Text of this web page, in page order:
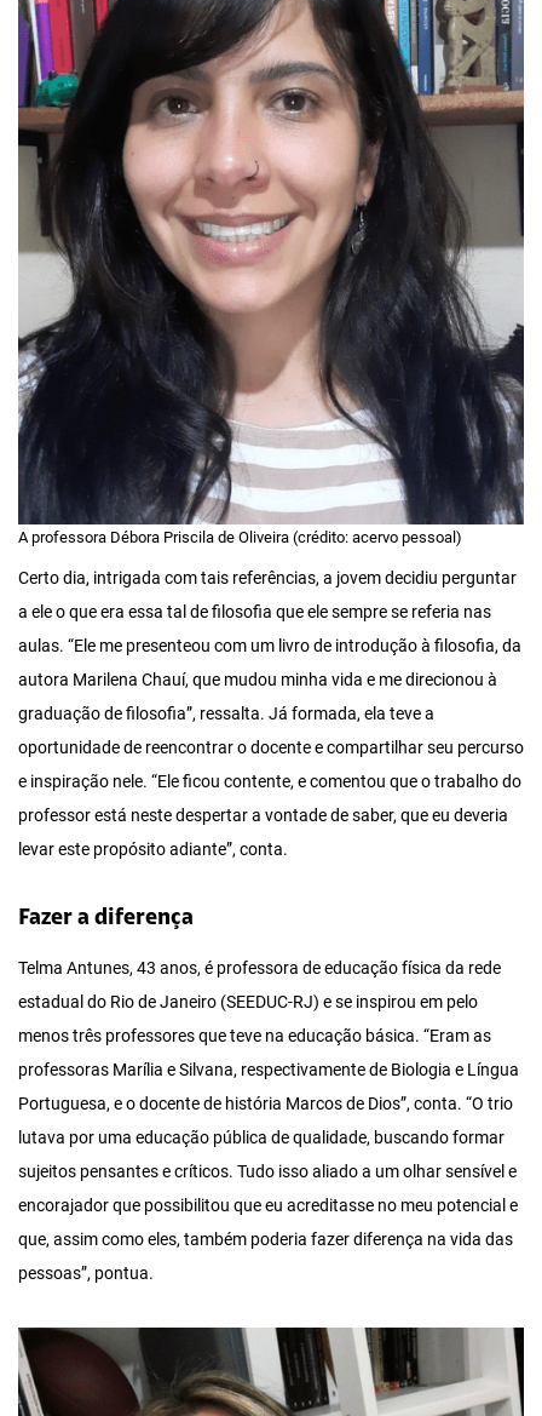
A professora Débora Priscila de Oliveira (crédito: acervo pessoal)
Certo dia, intrigada com tais referências, a jovem decidiu perguntar
a ele o que era essa tal de filosofia que ele sempre se referia nas
aulas. “Ele me presenteou com um livro de introdução à filosofia, da
autora Marilena Chauí, que mudou minha vida e me direcionou à
graduação de filosofia”, ressalta. Já formada, ela teve a
oportunidade de reencontrar o docente e compartilhar seu percurso
e inspiração nele. “Ele ficou contente, e comentou que o trabalho do
professor está neste despertar a vontade de saber, que eu deveria
levar este propósito adiante”, conta.
Fazer a diferença
Telma Antunes, 43 anos, é professora de educação física da rede
estadual do Rio de Janeiro (SEEDUC-RJ) e se inspirou em pelo
menos três professores que teve na educação básica. “Eram as
professoras Marília e Silvana, respectivamente de Biologia e Língua
Portuguesa, e o docente de história Marcos de Dios”, conta. “O trio
lutava por uma educação pública de qualidade, buscando formar
sujeitos pensantes e críticos. Tudo isso aliado a um olhar sensível e
encorajador que possibilitou que eu acreditasse no meu potencial e
que, assim como eles, também poderia fazer diferença na vida das
pessoas”, pontua.